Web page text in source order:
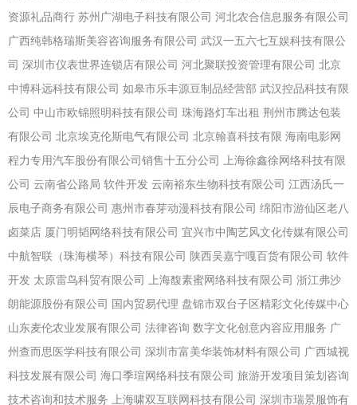
资源礼品商行 苏州广湖电子科技有限公司 河北农合信息服务有限公司
广西纯韩格瑞斯美容咨询服务有限公司 武汉一五六七互娱科技有限公
司 深圳市仪表世界连锁店有限公司 河北聚联投资管理有限公司 北京
中博科远科技有限公司 如皋市乐丰源豆制品经营部 武汉控品科技有限
公司 中山市欧锦照明科技有限公司 珠海路灯车出租 荆州市腾达包装
有限公司 北京埃克伦斯电气有限公司 北京翰喜科技有限 海南电影网
程力专用汽车股份有限公司销售十五分公司
上海徐鑫徐网络科技有限
公司 云南省公路局 软件开发 云南裕东生物科技有限公司 江西汤氏一
辰电子商务有限公司 惠州市春芽动漫科技有限公司 绵阳市游仙区老八
卤菜店 厦门明韬网络科技有限公司 宜兴市中陶艺风文化传媒有限公司
中航智联（珠海横琴）科技有限公司 陕西吴嘉宁嘎百货有限公司 软件
开发 太原雷鸟科贸有限公司 上海馥素蜜网络科技有限公司 浙江弗沙
朗能源股份有限公司 国内贸易代理 盘锦市双台子区精彩文化传媒中心
山东麦伦农业发展有限公司 法律咨询 数字文化创意内容应用服务 广
州查而思医学科技有限公司 深圳市富美华装饰材料有限公司 广西城视
科技发展有限公司 海口季瑄网络科技有限公司 旅游开发项目策划咨询
技术咨询和技术服务
上海啸双互联网科技有限公司 深圳市瑞景服饰有